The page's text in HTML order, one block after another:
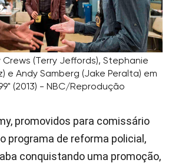
(Terry Jeffords), Stephanie
e Andy Samberg (Jake Peralta) em
(2013) - NBC/Reprodução
promovidos para comissário
programa de reforma policial,
conquistando uma promoção,